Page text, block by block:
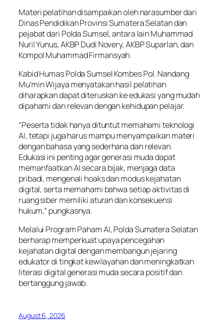
Materi pelatihan disampaikan oleh narasumber dari
Dinas Pendidikan Provinsi Sumatera Selatan dan
pejabat dari Polda Sumsel, antara lain Muhammad
Nuril Yunus, AKBP Dudi Novery, AKBP Suparlan, dan
Kompol Muhammad Firmansyah.
Kabid Humas Polda Sumsel Kombes Pol. Nandang
Mu’min Wijaya menyatakan hasil pelatihan
diharapkan dapat diteruskan ke edukasi yang mudah
dipahami dan relevan dengan kehidupan pelajar.
“Peserta tidak hanya dituntut memahami teknologi
AI, tetapi juga harus mampu menyampaikan materi
dengan bahasa yang sederhana dan relevan.
Edukasi ini penting agar generasi muda dapat
memanfaatkan AI secara bijak, menjaga data
pribadi, mengenali hoaks dan modus kejahatan
digital, serta memahami bahwa setiap aktivitas di
ruang siber memiliki aturan dan konsekuensi
hukum,” pungkasnya.
Melalui Program Paham AI, Polda Sumatera Selatan
berharap memperkuat upaya pencegahan
kejahatan digital dengan membangun jejaring
edukator di tingkat kewilayahan dan meningkatkan
literasi digital generasi muda secara positif dan
bertanggung jawab.
August 6, 2026